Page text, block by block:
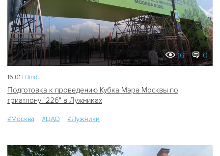
16 0
16:01 | Bindu
Подготовка к проведению Кубка Мэра Москвы по
триатлону "226" в Лужниках
#Москва #ЦАО #Лужники